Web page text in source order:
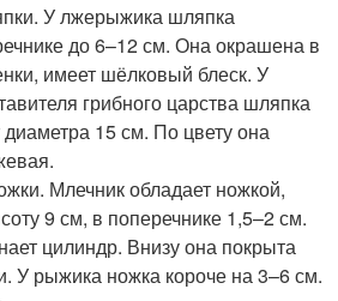
У лжерыжика шляпка
до 6–12 см. Она окрашена в
имеет шёлковый блеск. У
грибного царства шляпка
диаметра 15 см. По цвету она
Млечник обладает ножкой,
9 см, в поперечнике 1,5–2 см.
цилиндр. Внизу она покрыта
У рыжика ножка короче на 3–6 см.